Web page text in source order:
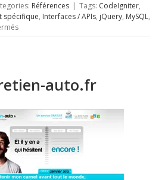
Références | Tags: CodeIgniter,
spécifique, Interfaces / APIs, jQuery, MySQL,
sur
Revisersavoiture.com
auto.fr